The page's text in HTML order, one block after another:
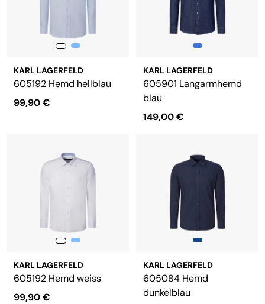
KARL LAGERFELD
605192 Hemd hellblau
99,90 €
KARL LAGERFELD
605901 Langarmhemd
blau
149,00 €
KARL LAGERFELD
605192 Hemd weiss
99,90 €
KARL LAGERFELD
605084 Hemd
dunkelblau